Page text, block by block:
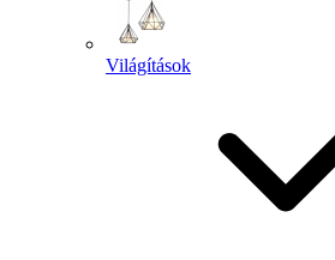
Világítások